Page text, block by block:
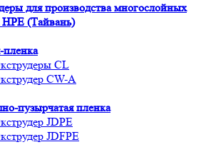
для производства многослойных
(Тайвань)
CL
CW-A
пузырчатая пленка
JDPE
JDFPE